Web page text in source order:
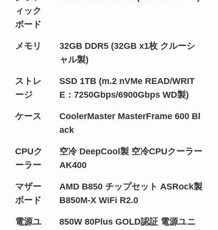
ィック
ボード
メモリ
32GB DDR5 (32GB x1枚 クルーシ
ャル製)
ストレ
ージ
SSD 1TB (m.2 nVMe READ/WRIT
E：7250Gbps/6900Gbps WD製)
ケース
CoolerMaster MasterFrame 600 Bl
ack
CPUク
ーラー
空冷 DeepCool製 空冷CPUクーラー
AK400
マザー
ボード
AMD B850 チップセット ASRock製
B850M-X WiFi R2.0
電源ユ
850W 80Plus GOLD認証 電源ユニ